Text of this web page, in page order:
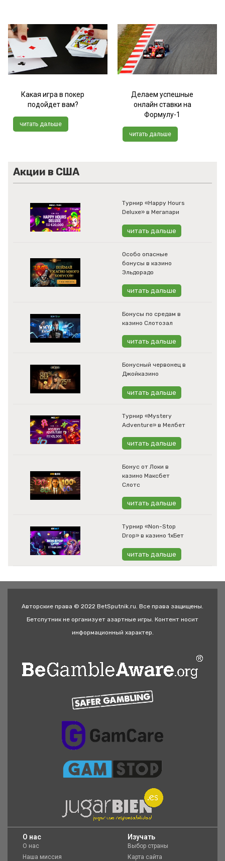
Какая игра в покер
подойдет вам?
читать дальше
Делаем успешные
онлайн ставки на
Формулу-1
читать дальше
Акции в США
Турнир «Happy Hours
Deluxe» в Мегапари
читать дальше
Особо опасные
бонусы в казино
Эльдорадо
читать дальше
Бонусы по средам в
казино Слотозал
читать дальше
Бонусный червонец в
Джойказино
читать дальше
Турнир «Mystery
Adventure» в Мелбет
читать дальше
Бонус от Локи в
казино Максбет
Слотс
читать дальше
Турнир «Non-Stop
Drop» в казино 1хБет
читать дальше
Авторские права © 2022 BetSputnik.ru. Все права защищены.
Бетспутник не организует азартные игры. Контент носит
информационный характер.
O нас
О нас
Наша миссия
Изучать
Выбор страны
Карта сайта